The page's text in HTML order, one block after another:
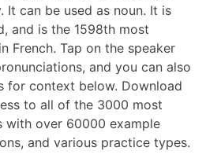
It can be used as noun. It is
and is the 1598th most
French. Tap on the speaker
and you can also
for context below. Download
to all of the 3000 most
with over 60000 example
and various practice types.